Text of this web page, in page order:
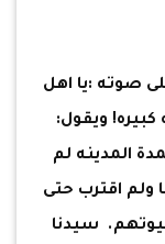
صوته :يا اهل
ويقول:
المدينه لم
ولم اقترب حتى
سيدنا